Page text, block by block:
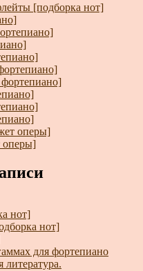
[подборка нот]
оперы]
нот]
нот]
для фортепиано